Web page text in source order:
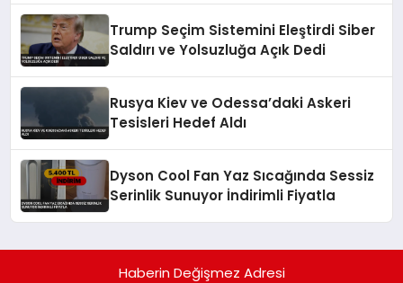
Trump Seçim Sistemini Eleştirdi Siber
Saldırı ve Yolsuzluğa Açık Dedi
Rusya Kiev ve Odessa’daki Askeri
Tesisleri Hedef Aldı
Dyson Cool Fan Yaz Sıcağında Sessiz
Serinlik Sunuyor İndirimli Fiyatla
Haberin Değişmez Adresi